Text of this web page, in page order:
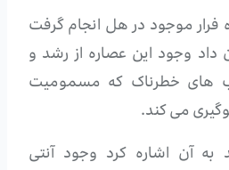
فرار موجود در هل انجام گرفت
وجود این عصاره از رشد و
های خطرناک که مسمومیت
می کند.
به آن اشاره کرد وجود آنتی